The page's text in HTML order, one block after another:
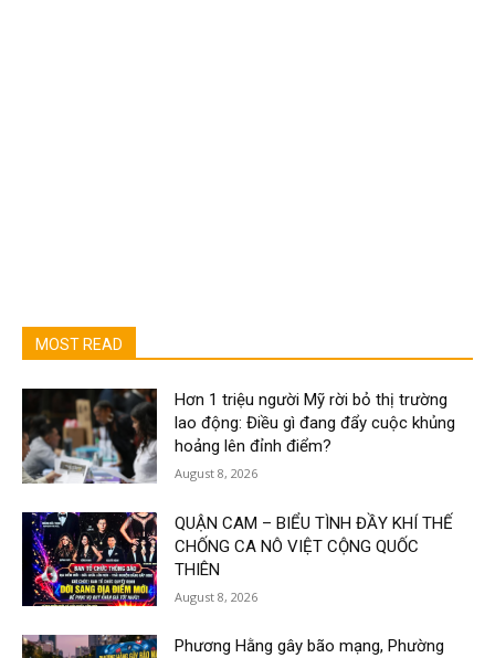
MOST READ
Hơn 1 triệu người Mỹ rời bỏ thị trường
lao động: Điều gì đang đẩy cuộc khủng
hoảng lên đỉnh điểm?
August 8, 2026
QUẬN CAM – BIỂU TÌNH ĐẦY KHÍ THẾ
CHỐNG CA NÔ VIỆT CỘNG QUỐC
THIÊN
August 8, 2026
Phương Hằng gây bão mạng, Phường